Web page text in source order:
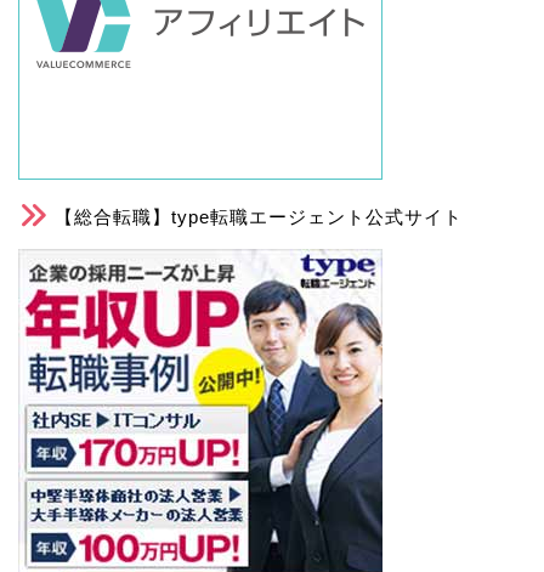
【総合転職】type転職エージェント公式サイト